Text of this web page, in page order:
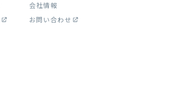
会社情報
お問い合わせ